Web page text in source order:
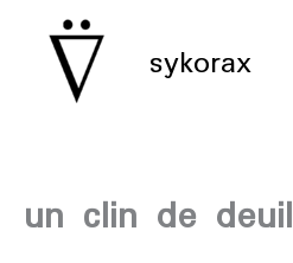
contenu sykorax
un clin de deuil